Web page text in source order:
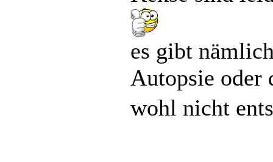
es gibt
Autopsie oder
wohl nicht